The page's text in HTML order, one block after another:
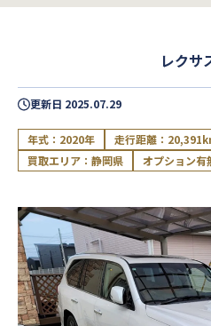
レクサ
更新日 2025.07.29
年式：2020年 走行距離：
買取エリア：静岡県
オプション有